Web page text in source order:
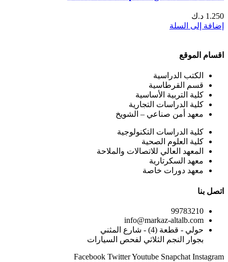
1.250 د.ك
إضافة إلى السلة
اقسام الموقع
الكتب الدراسية
قسم القرطاسية
كلية التربية الأساسية
كلية الدراسات التجارية
معهد أمن صناعي – الشويخ
كلية الدراسات التكنولوجية
كلية العلوم الصحية
المعهد العالي للاتصالات والملاحة
معهد السكرتارية
معهد دورات خاصة
اتصل بنا
99783210
info@markaz-altalb.com
حولي - قطعة (4) - شارع المثني
بجوار النجم الثلاثي لفحص السيارات
Facebook TwitterYoutube Snapchat Instagram